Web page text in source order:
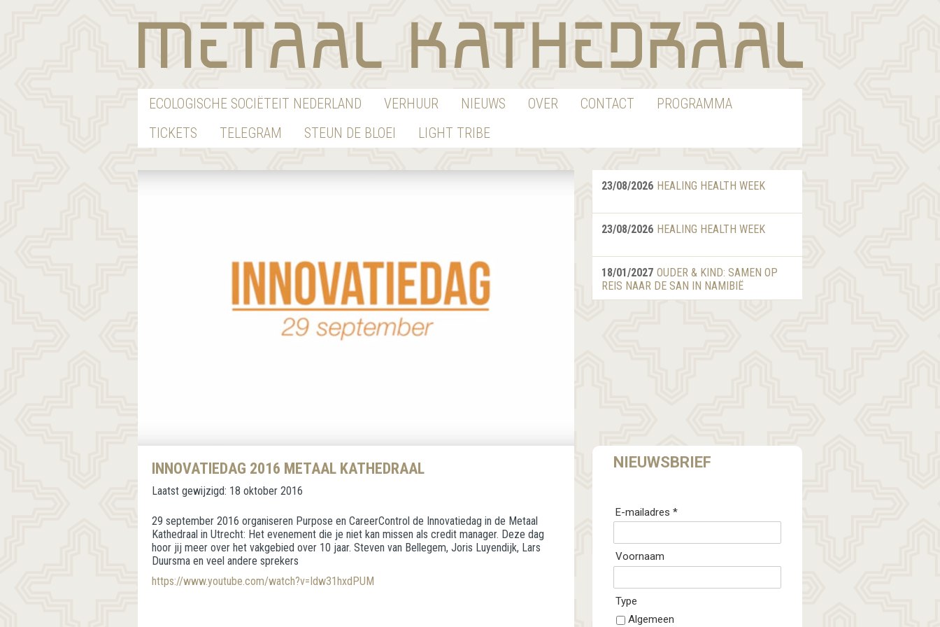
ECOLOGISCHE SOCIËTEIT NEDERLAND VERHUUR NIEUWS OVER CONTACT
PROGRAMMA
TICKETS
TELEGRAM STEUN DE BLOEI LIGHT TRIBE
INNOVATIEDAG 2016 METAAL KATHEDRAAL
Laatst gewijzigd: 18 oktober 2016
29 september 2016 organiseren Purpose en CareerControl de Innovatiedag in de Metaal
Kathedraal in Utrecht: Het evenement die je niet kan missen als credit manager. Deze dag
hoor jij meer over het vakgebied over 10 jaar. Steven van Bellegem, Joris Luyendijk, Lars
Duursma en veel andere sprekers
https://www.youtube.com/watch?v=Idw31hxdPUM
23/08/2026 HEALING HEALTH WEEK
23/08/2026 HEALING HEALTH WEEK
18/01/2027 OUDER & KIND: SAMEN OP
REIS NAAR DE SAN IN NAMIBIË
NIEUWSBRIEF
E-mailadres *
Voornaam
Type
Algemeen